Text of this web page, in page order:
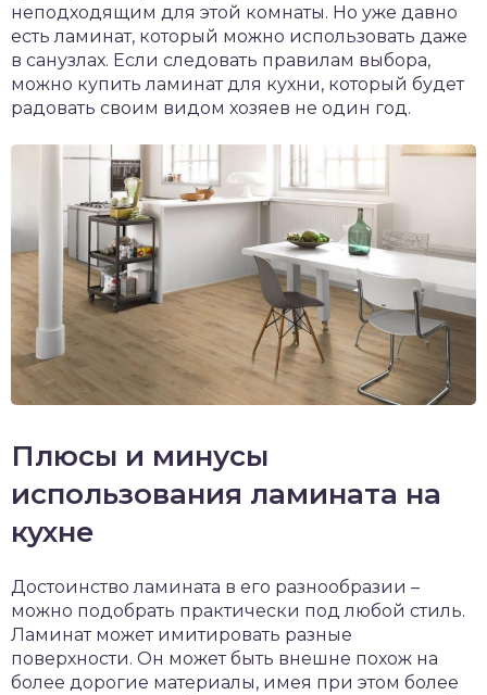
неподходящим для этой комнаты. Но уже давно
есть ламинат, который можно использовать даже
в санузлах. Если следовать правилам выбора,
можно купить ламинат для кухни, который будет
радовать своим видом хозяев не один год.
Плюсы и минусы
использования ламината на
кухне
Достоинство ламината в его разнообразии –
можно подобрать практически под любой стиль.
Ламинат может имитировать разные
поверхности. Он может быть внешне похож на
более дорогие материалы, имея при этом более